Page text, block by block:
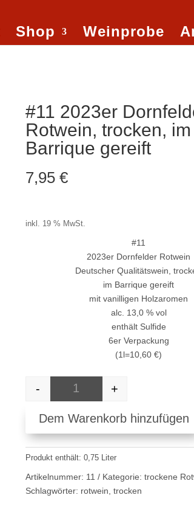
Shop Weinprobe
#11 2023er
Rotwein, trocken, im
Barrique gereift
7,95 €
inkl. 19 % MwSt.
#11
2023er Dornfelder Rotwein
Deutscher Qualitätswein,
im Barrique gereift
mit vanilligen Holzaromen
alc. 13,0 % vol
enthält Sulfide
6er Verpackung
(1l=10,60 €)
#11 2023er Dornfelder
- +
Dem Warenkorb hinzufügen
Produkt enthält: 0,75 Liter
Artikelnummer: 11 Kategorie: trockene
Schlagwörter: rotwein trocken